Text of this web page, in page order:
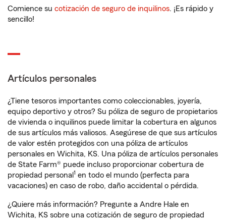
Comience su cotización de seguro de inquilinos. ¡Es rápido y
sencillo!
Artículos personales
¿Tiene tesoros importantes como coleccionables, joyería,
equipo deportivo y otros? Su póliza de seguro de propietarios
de vivienda o inquilinos puede limitar la cobertura en algunos
de sus artículos más valiosos. Asegúrese de que sus artículos
de valor estén protegidos con una póliza de artículos
personales en Wichita, KS. Una póliza de artículos personales
de State Farm® puede incluso proporcionar cobertura de
propiedad personal 1 en todo el mundo (perfecta para
vacaciones) en caso de robo, daño accidental o pérdida.
¿Quiere más información? Pregunte a Andre Hale en
Wichita, KS sobre una cotización de seguro de propiedad